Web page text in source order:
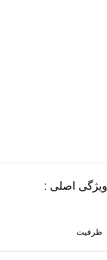
ویژگی اصلی :
ظرفیت